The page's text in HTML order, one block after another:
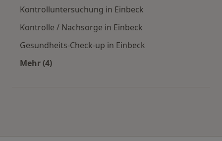
Kontrolluntersuchung in Einbeck
Kontrolle / Nachsorge in Einbeck
Gesundheits-Check-up in Einbeck
Mehr (4)